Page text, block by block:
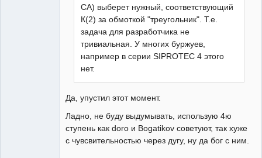
CA) выберет нужный, соответствующий
К(2) за обмоткой "треугольник". Т.е.
задача для разработчика не
тривиальная. У многих буржуев,
например в серии SIPROTEC 4 этого
нет.
Да, упустил этот момент.
Ладно, не буду выдумывать, использую 4ю
ступень как doro и Bogatikov советуют, так хуже
с чувсвительностью через дугу, ну да бог с ним.